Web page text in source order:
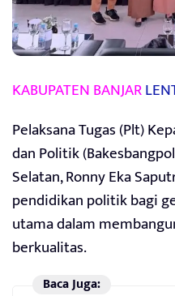
KABUPATEN BANJAR
Pelaksana Tugas (Plt)
dan Politik
Selatan, Ronny Eka
pendidikan politik bagi
utama dalam
berkualitas.
Baca Juga: